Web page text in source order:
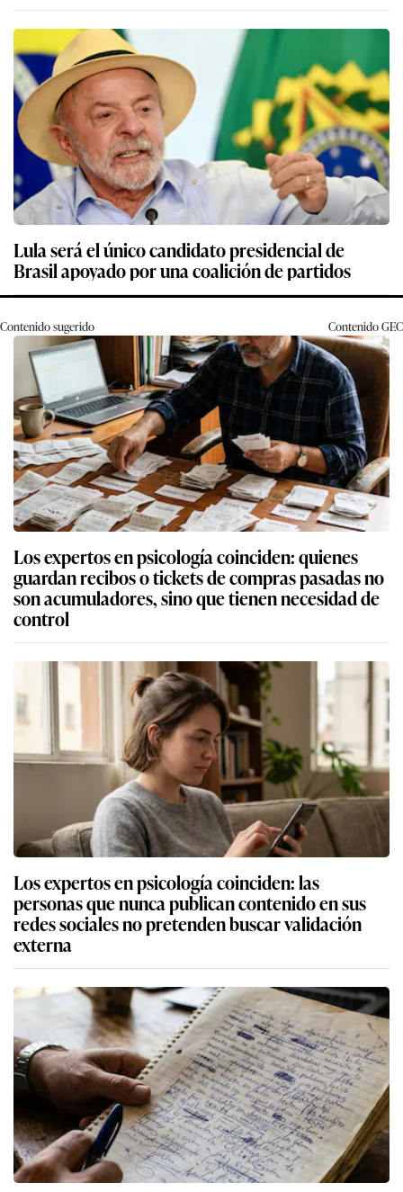
Lula será el único candidato presidencial de
Brasil apoyado por una coalición de partidos
Contenido sugerido ContenidoGEC
Los expertos en psicología coinciden: quienes
guardan recibos o tickets de compras pasadas no
son acumuladores, sino que tienen necesidad de
control
Los expertos en psicología coinciden: las
personas que nunca publican contenido en sus
redes sociales no pretenden buscar validación
externa